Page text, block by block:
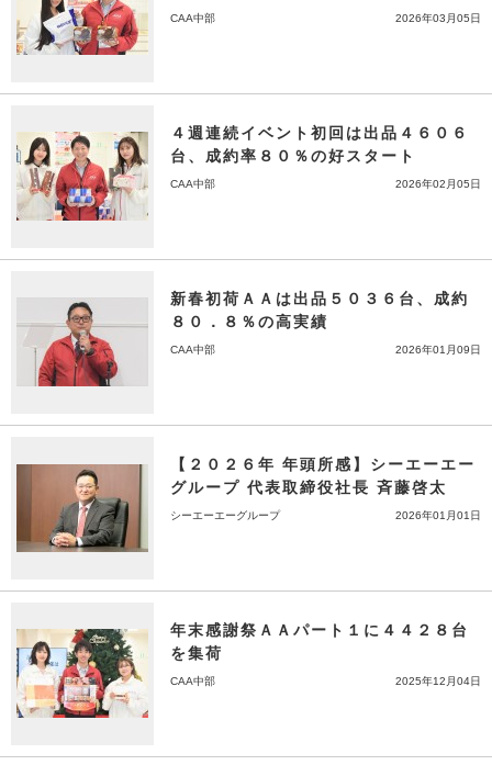
CAA中部 2026年03月05日
４週連続イベント初回は出品４６０６
台、成約率８０％の好スタート
CAA中部 2026年02月05日
新春初荷ＡＡは出品５０３６台、成約
８０．８％の高実績
CAA中部 2026年01月09日
【２０２６年 年頭所感】シーエーエー
グループ 代表取締役社長 斉藤啓太
シーエーエーグループ 2026年01月01日
年末感謝祭ＡＡパート１に４４２８台
を集荷
CAA中部 2025年12月04日